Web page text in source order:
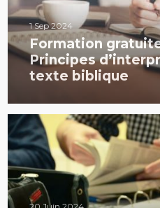
1 Sep 2024
Formation
Principes
texte biblique